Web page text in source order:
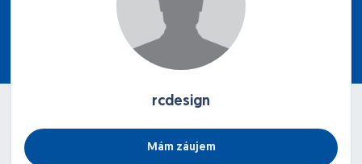
rcdesign
Mám záujem